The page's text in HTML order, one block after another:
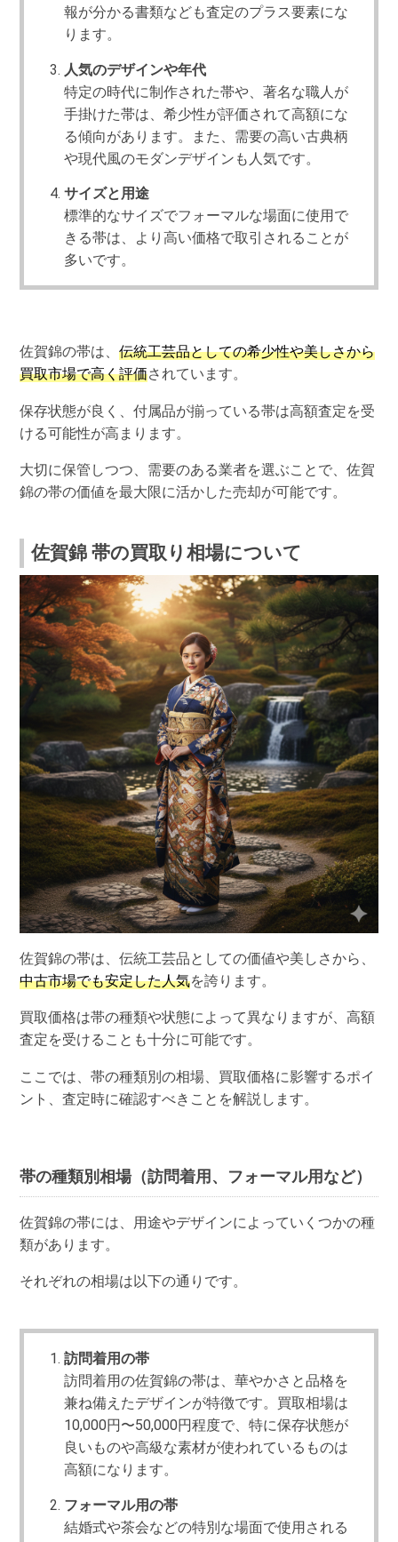
報が分かる書類なども査定のプラス要素にな
ります。
人気のデザインや年代
特定の時代に制作された帯や、著名な職人が
手掛けた帯は、希少性が評価されて高額にな
る傾向があります。また、需要の高い古典柄
や現代風のモダンデザインも人気です。
サイズと用途
標準的なサイズでフォーマルな場面に使用で
きる帯は、より高い価格で取引されることが
多いです。
佐賀錦の帯は、伝統工芸品としての希少性や美しさから
買取市場で高く評価されています。
保存状態が良く、付属品が揃っている帯は高額査定を受
ける可能性が高まります。
大切に保管しつつ、需要のある業者を選ぶことで、佐賀
錦の帯の価値を最大限に活かした売却が可能です。
佐賀錦 帯の買取り相場について
佐賀錦の帯は、伝統工芸品としての価値や美しさから、
中古市場でも安定した人気を誇ります。
買取価格は帯の種類や状態によって異なりますが、高額
査定を受けることも十分に可能です。
ここでは、帯の種類別の相場、買取価格に影響するポイ
ント、査定時に確認すべきことを解説します。
帯の種類別相場（訪問着用、フォーマル用など）
佐賀錦の帯には、用途やデザインによっていくつかの種
類があります。
それぞれの相場は以下の通りです。
訪問着用の帯
訪問着用の佐賀錦の帯は、華やかさと品格を
兼ね備えたデザインが特徴です。買取相場は
10,000円〜50,000円程度で、特に保存状態が
良いものや高級な素材が使われているものは
高額になります。
フォーマル用の帯
結婚式や茶会などの特別な場面で使用される